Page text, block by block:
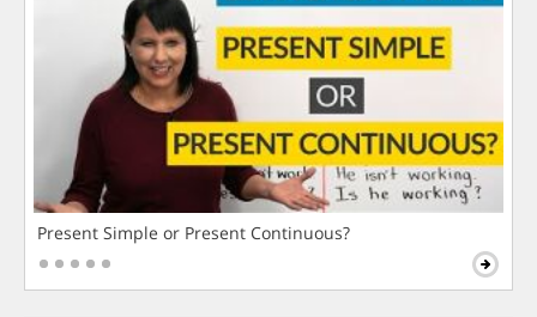
Present Simple or Present Continuous?